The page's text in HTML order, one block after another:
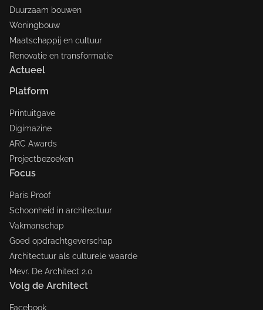
Duurzaam bouwen
Woningbouw
Maatschappij en cultuur
Renovatie en transformatie
Actueel
Platform
Printuitgave
Digimazine
ARC Awards
Projectbezoeken
Focus
Paris Proof
Schoonheid in architectuur
Vakmanschap
Goed opdrachtgeverschap
Architectuur als culturele waarde
Mevr. De Architect 2.0
Volg de Architect
Facebook